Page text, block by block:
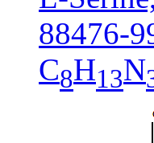
88476-
C8H13N